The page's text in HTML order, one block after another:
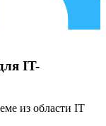
IT-
из области IT